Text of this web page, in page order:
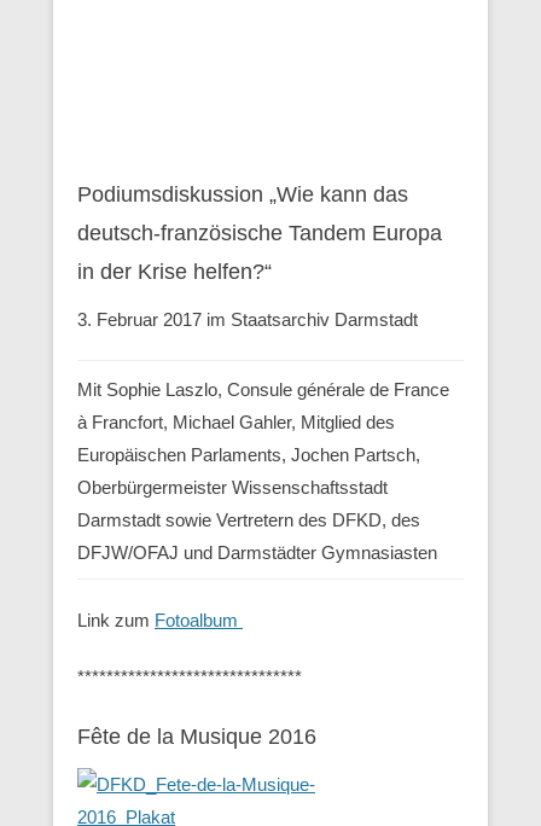
Podiumsdiskussion „Wie kann das
deutsch-französische Tandem Europa
in der Krise helfen?“
3. Februar 2017 im Staatsarchiv Darmstadt
Mit Sophie Laszlo, Consule générale de France
à Francfort, Michael Gahler, Mitglied des
Europäischen Parlaments, Jochen Partsch,
Oberbürgermeister Wissenschaftsstadt
Darmstadt sowie Vertretern des DFKD, des
DFJW/OFAJ und Darmstädter Gymnasiasten
Link zum Fotoalbum
*******************************
Fête de la Musique 2016